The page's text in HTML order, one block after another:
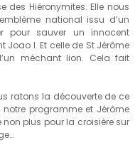
des Hiéronymites. Elle nous
national issu d’un
pour sauver un innocent
I. Et celle de St Jérôme
méchant lion. Cela fait
ratons la découverte de ce
programme et Jérôme
plus pour la croisière sur